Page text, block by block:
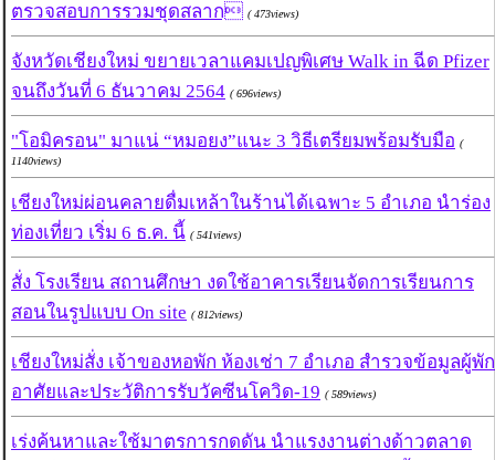
ตรวจสอบการรวมชุดสลาก ( 473views)
จังหวัดเชียงใหม่ ขยายเวลาแคมเปญพิเศษ Walk in ฉีด Pfizer
จนถึงวันที่ 6 ธันวาคม 2564 ( 696views)
"โอมิครอน" มาแน่ “หมอยง”แนะ 3 วิธีเตรียมพร้อมรับมือ (
1140views)
เชียงใหม่ผ่อนคลายดื่มเหล้าในร้านได้เฉพาะ 5 อำเภอ นำร่อง
ท่องเที่ยว เริ่ม 6 ธ.ค. นี้ ( 541views)
สั่ง โรงเรียน สถานศึกษา งดใช้อาคารเรียนจัดการเรียนการ
สอนในรูปแบบ On site ( 812views)
เชียงใหม่สั่ง เจ้าของหอพัก ห้องเช่า 7 อำเภอ สำรวจข้อมูลผู้พัก
อาศัยและประวัติการรับวัคซีนโควิด-19 ( 589views)
เร่งค้นหาและใช้มาตรการกดดัน นำแรงงานต่างด้าวตลาด